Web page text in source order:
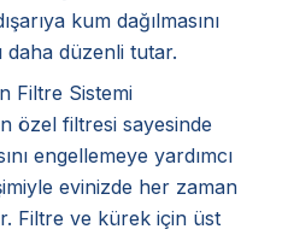
kum dağılmasını
daha düzenli tutar.
Filtre Sistemi
özel filtresi sayesinde
engellemeye yardımcı
evinizde her zaman
Filtre ve kürek için üst